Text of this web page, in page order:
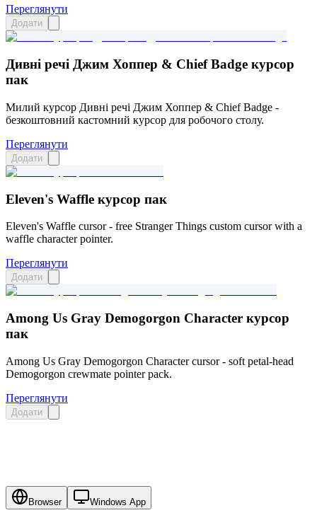
Переглянути
Додати
Дивні речі Джим Хоппер & Chief Badge курсор
пак
Милий курсор Дивні речі Джим Хоппер & Chief Badge -
безкоштовний кастомний курсор для робочого столу.
Переглянути
Додати
Eleven's Waffle курсор пак
Eleven's Waffle cursor - free Stranger Things custom cursor with a
waffle character pointer.
Переглянути
Додати
Among Us Gray Demogorgon Character курсор
пак
Among Us Gray Demogorgon Character cursor - soft petal-head
Demogorgon crewmate pointer pack.
Переглянути
Додати
Browser Windows App